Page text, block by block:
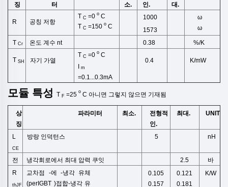
징
터
소.
인.
대.
R 공칭 저항
TC=0o C
TC=150o C
1000
1573
ω
ω
T Cr 온도 계수nt 0.38 %/K
T SH 자기 가열
TC=0o C
Im
=0.1...0.3mA
0.4 K/mW
모듈 특성 T F =25 o C 아니면 그렇지 않으면 기재됨
상
징
파라미터 최소.
전형적
인.
최대. UNIT
L
CE
방랑 인덕턴스 5 nH
전 냉각회로에서 최대 압력 쿠잇 2.5
바
R
thJF
교차점 -에 -냉각 유체
(perIGBT )접합-냉각 유
0.105
0.157
0.121
0.181
K/W